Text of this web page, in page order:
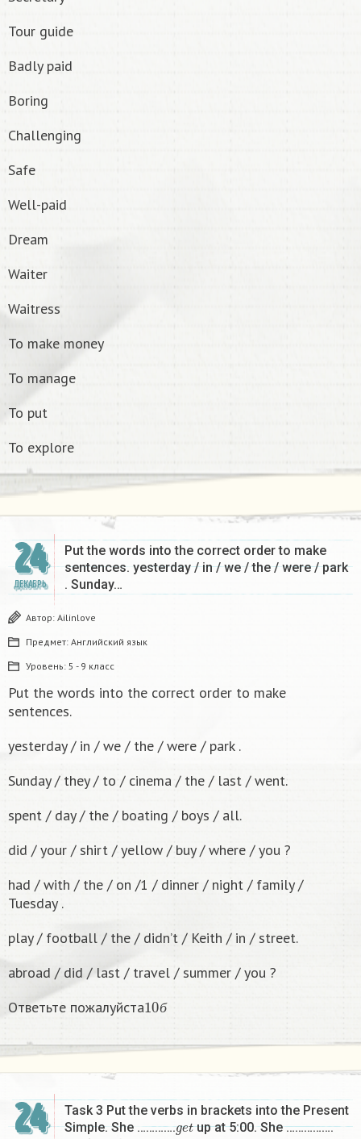
Tour guide
Badly paid
Boring
Challenging
Safe
Well-paid
Dream
Waiter
Waitress
To make money
To manage
To put
To explore
24
ДЕКАБРЬ
Put the words into the correct order to make
sentences. yesterday / in / we / the / were / park
. Sunday…
Автор: Ailinlove
Предмет: Английский язык
Уровень: 5 - 9 класс
Put the words into the correct order to make
sentences.
yesterday / in / we / the / were / park .
Sunday / they / to / cinema / the / last / went.
spent / day / the / boating / boys / all.
did / your / shirt / yellow / buy / where / you ?
had / with / the / on /1 / dinner / night / family /
Tuesday .
play / football / the / didn’t / Keith / in / street.
abroad / did / last / travel / summer / you ?
Ответьте пожалуйста
б
10 б
24
Task 3 Put the verbs in brackets into the Present
Simple. She ………….g etup at 5:00. She …………….